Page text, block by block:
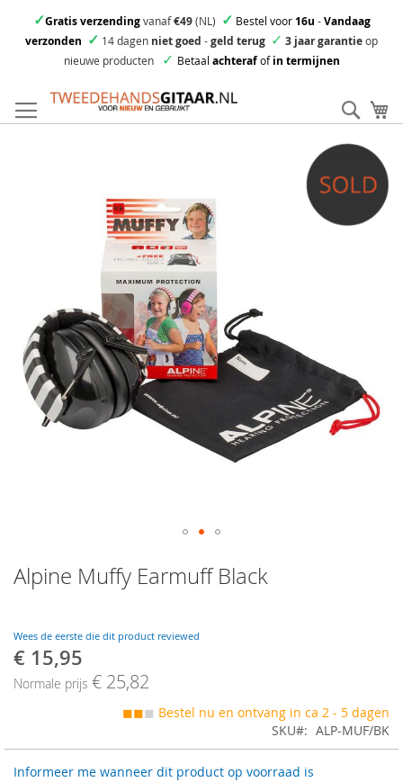
✓Gratis verzendingvanaf€49(NL) ✓ Bestel voor16u -Vandaag
verzonden ✓ 14 dagen niet goed -geld terug ✓ 3 jaar garantieop
nieuwe producten
✓ Betaal achterafofin termijnen
direct
door
Alpine Muffy Earmuff Black
Wees de eerste die dit product reviewed
Speciale
€ 15,95
Normale prijs € 25,82
◼◼◼ Bestel nu en ontvang in ca 2 - 5 dagen
SKU
ALP-MUF/BK
Informeer me wanneer dit product op voorraad is
to
the
the
images
gallery